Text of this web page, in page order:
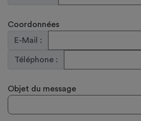
Coordonnées
E-Mail :
Téléphone :
Objet du message